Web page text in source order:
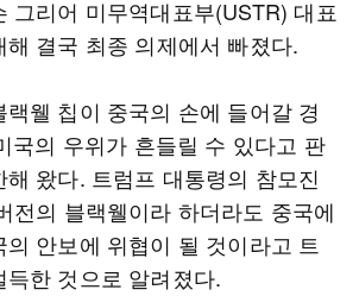
그리어 미무역대표부(USTR) 대표
결국 최종 의제에서 빠졌다.
웰 칩이 중국의 손에 들어갈 경
국의 우위가 흔들릴 수 있다고 판
왔다. 트럼프 대통령의 참모진
전의 블랙웰이라 하더라도 중국에
안보에 위협이 될 것이라고 트
한 것으로 알려졌다.